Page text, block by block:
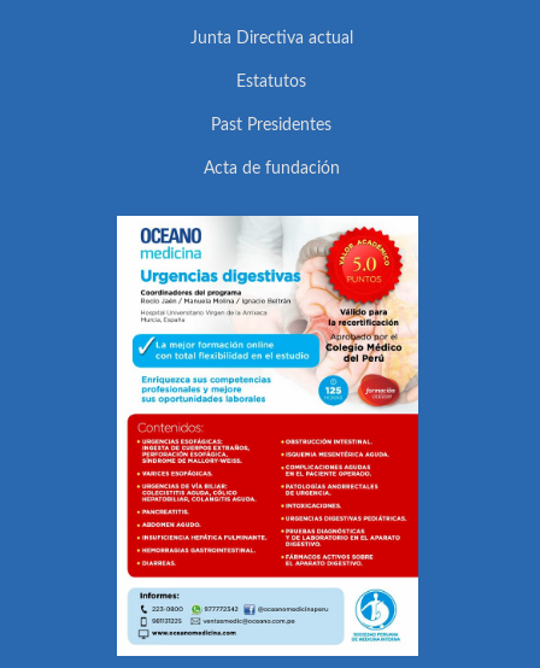
Junta Directiva actual
Estatutos
Past Presidentes
Acta de fundación